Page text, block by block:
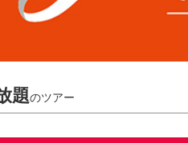
題のツアー